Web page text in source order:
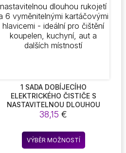
1 SADA DOBÍJECÍHO
ELEKTRICKÉHO ČISTIČE S
NASTAVITELNOU DLOUHOU
RUKOJETÍ A 6 VYMĚNITELNÝMI
IDEÁLNÍ PRO ČIŠTĚNÍ KOUPELEN,
KUCHYNÍ, AUT A DALŠÍCH
MÍSTNOSTÍ
38,15€
VÝBĚR MOŽNOSTÍ
Tento
produkt